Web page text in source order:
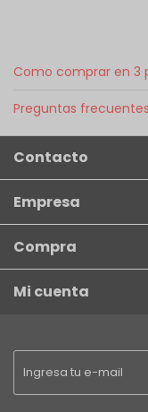
Como comprar en 3
Preguntas frecuentes
Contacto
Empresa
Compra
Mi cuenta